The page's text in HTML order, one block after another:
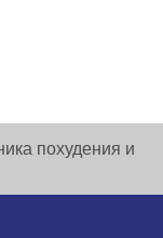
похудения и